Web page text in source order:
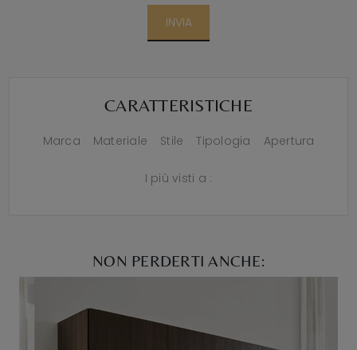
INVIA
CARATTERISTICHE
Marca Materiale Stile Tipologia Apertura
I più visti a :
NON PERDERTI ANCHE: